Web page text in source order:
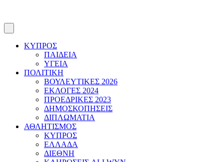
ΚΥΠΡΟΣ
ΠΑΙΔΕΙΑ
ΥΓΕΙΑ
ΠΟΛΙΤΙΚΗ
ΒΟΥΛΕΥΤΙΚΕΣ 2026
ΕΚΛΟΓΕΣ 2024
ΠΡΟΕΔΡΙΚΕΣ 2023
ΔΗΜΟΣΚΟΠΗΣΕΙΣ
ΔΙΠΛΩΜΑΤΙΑ
ΑΘΛΗΤΙΣΜΟΣ
ΚΥΠΡΟΣ
ΕΛΛΑΔΑ
ΔΙΕΘΝΗ